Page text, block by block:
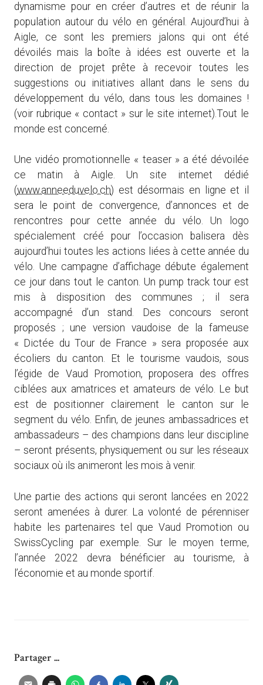
dynamisme pour en créer d’autres et de réunir la
population autour du vélo en général. Aujourd’hui à
Aigle, ce sont les premiers jalons qui ont été
dévoilés mais la boîte à idées est ouverte et la
direction de projet prête à recevoir toutes les
suggestions ou initiatives allant dans le sens du
développement du vélo, dans tous les domaines !
(voir rubrique « contact » sur le site internet).Tout le
monde est concerné.
Une vidéo promotionnelle « teaser » a été dévoilée
ce matin à Aigle. Un site internet dédié
(www.anneeduvelo.ch) est désormais en ligne et il
sera le point de convergence, d’annonces et de
rencontres pour cette année du vélo. Un logo
spécialement créé pour l’occasion balisera dès
aujourd’hui toutes les actions liées à cette année du
vélo. Une campagne d’affichage débute également
ce jour dans tout le canton. Un pump track tour est
mis à disposition des communes ; il sera
accompagné d’un stand. Des concours seront
proposés ; une version vaudoise de la fameuse
« Dictée du Tour de France » sera proposée aux
écoliers du canton. Et le tourisme vaudois, sous
l’égide de Vaud Promotion, proposera des offres
ciblées aux amatrices et amateurs de vélo. Le but
est de positionner clairement le canton sur le
segment du vélo. Enfin, de jeunes ambassadrices et
ambassadeurs – des champions dans leur discipline
– seront présents, physiquement ou sur les réseaux
sociaux où ils animeront les mois à venir.
Une partie des actions qui seront lancées en 2022
seront amenées à durer. La volonté de pérenniser
habite les partenaires tel que Vaud Promotion ou
SwissCycling par exemple. Sur le moyen terme,
l’année 2022 devra bénéficier au tourisme, à
l’économie et au monde sportif.
Partager ...